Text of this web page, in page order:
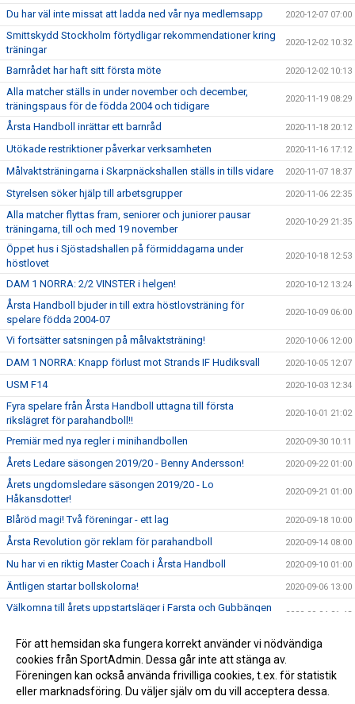
Du har väl inte missat att ladda ned vår nya medlemsapp 2020-12-07 07:00
Smittskydd Stockholm förtydligar rekommendationer kring
träningar
2020-12-02 10:32
Barnrådet har haft sitt första möte 2020-12-02 10:13
Alla matcher ställs in under november och december,
träningspaus för de födda 2004 och tidigare
2020-11-19 08:29
Årsta Handboll inrättar ett barnråd 2020-11-18 20:12
Utökade restriktioner påverkar verksamheten 2020-11-16 17:12
Målvaktsträningarna i Skarpnäckshallen ställs in tills vidare 2020-11-07 18:37
Styrelsen söker hjälp till arbetsgrupper 2020-11-06 22:35
Alla matcher flyttas fram, seniorer och juniorer pausar
träningarna, till och med 19 november
2020-10-29 21:35
Öppet hus i Sjöstadshallen på förmiddagarna under
höstlovet
2020-10-18 12:53
DAM 1 NORRA: 2/2 VINSTER i helgen! 2020-10-12 13:24
Årsta Handboll bjuder in till extra höstlovsträning för
spelare födda 2004-07
2020-10-09 06:00
Vi fortsätter satsningen på målvaktsträning! 2020-10-06 12:00
DAM 1 NORRA: Knapp förlust mot Strands IF Hudiksvall 2020-10-05 12:07
USM F14 2020-10-03 12:34
Fyra spelare från Årsta Handboll uttagna till första
rikslägret för parahandboll!!
2020-10-01 21:02
Premiär med nya regler i minihandbollen 2020-09-30 10:11
Årets Ledare säsongen 2019/20 - Benny Andersson! 2020-09-22 01:00
Årets ungdomsledare säsongen 2019/20 - Lo
Håkansdotter!
2020-09-21 01:00
Blåröd magi! Två föreningar - ett lag 2020-09-18 10:00
Årsta Revolution gör reklam för parahandboll 2020-09-14 08:00
Nu har vi en riktig Master Coach i Årsta Handboll 2020-09-10 01:00
Äntligen startar bollskolorna! 2020-09-06 13:00
Välkomna till årets uppstartsläger i Farsta och Gubbängen
2020-09-04 21:43
Välkomna till Årsmöte den 24 september 2020-09-01 23:11
SOMMARAKTIVITETR PÅ SKARPNÄCKSFÄLTET! 2020-06-26 16:39
För att hemsidan ska fungera korrekt använder vi nödvändiga
cookies från SportAdmin. Dessa går inte att stänga av.
Föreningen kan också använda frivilliga cookies, t.ex. för statistik
eller marknadsföring. Du väljer själv om du vill acceptera dessa.